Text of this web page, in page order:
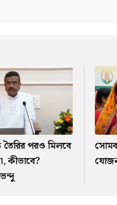
তৈরির পরও মিলবে
কীভাবে?